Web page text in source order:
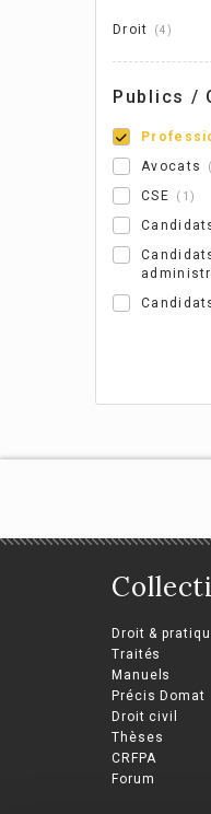
Droit 4
Publics /
Avocats
CSE 1
Droit &
Traités
Manuels
Précis Domat
Droit civil
Thèses
CRFPA
Forum